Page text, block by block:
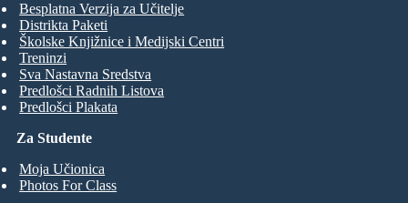
Za Studente
Moja Učionica
Photos For Class
Besplatna Verzija za Učitelje
Distrikta Paketi
Školske Knjižnice i Medijski Centri
Treninzi
Sva Nastavna Sredstva
Predlošci Radnih Listova
Predlošci Plakata